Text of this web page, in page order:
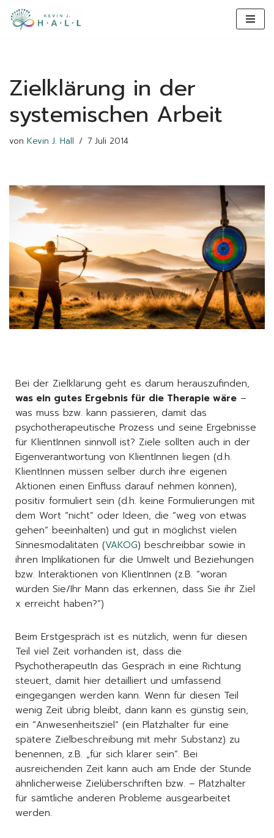
content
Zum
Zielklärung in der
systemischen Arbeit
von Kevin J. Hall 7 Juli 2014
Bei der Zielklärung geht es darum herauszufinden,
was ein gutes Ergebnis für die Therapie wäre –
was muss bzw. kann passieren, damit das
psychotherapeutische Prozess und seine Ergebnisse
für KlientInnen sinnvoll ist? Ziele sollten auch in der
Eigenverantwortung von KlientInnen liegen (d.h.
KlientInnen müssen selber durch ihre eigenen
Aktionen einen Einfluss darauf nehmen können),
positiv formuliert sein (d.h. keine Formulierungen mit
dem Wort “nicht” oder Ideen, die “weg von etwas
gehen” beeinhalten) und gut in möglichst vielen
Sinnesmodalitäten (VAKOG) beschreibbar sowie in
ihren Implikationen für die Umwelt und Beziehungen
bzw. Interaktionen von KlientInnen (z.B. “woran
würden Sie/Ihr Mann das erkennen, dass Sie ihr Ziel
x erreicht haben?”)
Beim Erstgespräch ist es nützlich, wenn für diesen
Teil viel Zeit vorhanden ist, dass die
PsychotherapeutIn das Gespräch in eine Richtung
steuert, damit hier detailliert und umfassend
eingegangen werden kann. Wenn für diesen Teil
wenig Zeit übrig bleibt, dann kann es günstig sein,
ein “Anwesenheitsziel” (ein Platzhalter für eine
spätere Zielbeschreibung mit mehr Substanz) zu
benennen, z.B. „für sich klarer sein“. Bei
ausreichenden Zeit kann auch am Ende der Stunde
ähnlicherweise Zielüberschriften bzw. – Platzhalter
für sämtliche anderen Probleme ausgearbeitet
werden.